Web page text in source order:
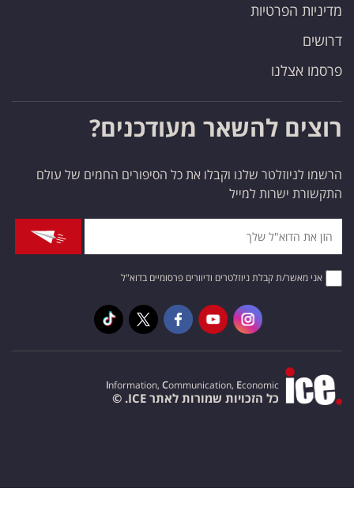
מדיניות הפרטיות
דרושים
פרסמו אצלנו
רוצים להשאר מעודכנים?
הרשמו לניוזלטר שלנו וקבלו את כל הסיפורים החמים של עולם
התקשורת ישרות למייל
אני מאשר/ת קבלת ניוזלטרים ודיוורים פרסומיים בדוא"ל
Information, Communication, Economic
כל הזכויות שמורות לאתר ICE. ©